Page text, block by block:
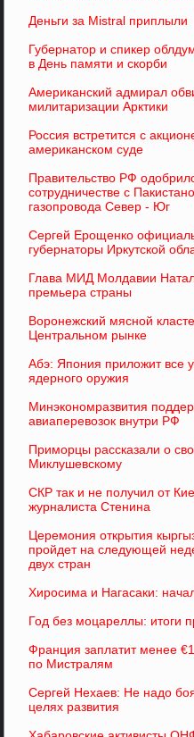
Деньги за Mistral приплыли
Губернатор и спикер
в День памяти и скорби
Американский адмирал
милитаризации Арктики
Россия встретится с
американском суде
Правительство РФ
сотрудничестве с
газопровода Север - Юг
Сергей Ерощенко
губернаторы Иркутской
Глава МИД Молдавии
премьера страны
Воронежский мясной
Центральном рынке
Абэ: Япония приложит все
ядерного оружия
Минэкономразвития
авиаперевозок внутри РФ
Приморцы рассказали о
Миклушевскому
СКР так и не получил от
журналиста Стенина
Церемония открытия
пройдет на следующей
двух стран
Хиросима и Нагасаки:
Год без моцареллы: итоги
Франция заплатит менее
по Мистралям
Сергей Нехаев: Не надо
целях развития